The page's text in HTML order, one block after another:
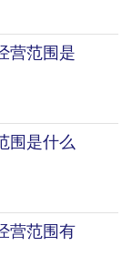
营范围是
围是什么
营范围有